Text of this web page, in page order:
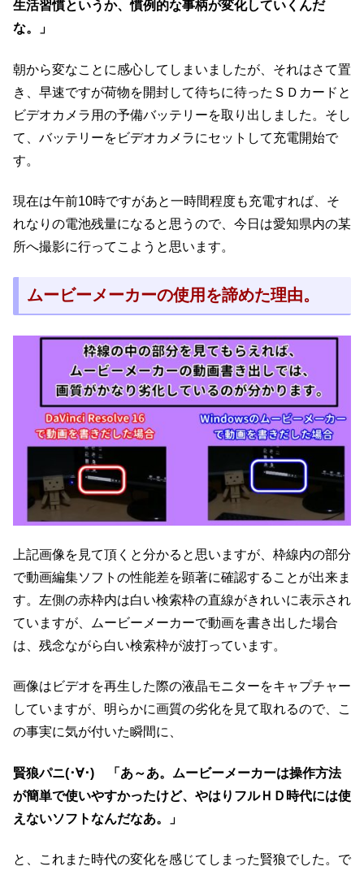
生活習慣というか、慣例的な事柄が変化していくんだ
な。」
朝から変なことに感心してしまいましたが、それはさて置
き、早速ですが荷物を開封して待ちに待ったＳＤカードと
ビデオカメラ用の予備バッテリーを取り出しました。そし
て、バッテリーをビデオカメラにセットして充電開始で
す。
現在は午前10時ですがあと一時間程度も充電すれば、そ
れなりの電池残量になると思うので、今日は愛知県内の某
所へ撮影に行ってこようと思います。
ムービーメーカーの使用を諦めた理由。
上記画像を見て頂くと分かると思いますが、枠線内の部分
で動画編集ソフトの性能差を顕著に確認することが出来ま
す。左側の赤枠内は白い検索枠の直線がきれいに表示され
ていますが、ムービーメーカーで動画を書き出した場合
は、残念ながら白い検索枠が波打っています。
画像はビデオを再生した際の液晶モニターをキャプチャー
していますが、明らかに画質の劣化を見て取れるので、こ
の事実に気が付いた瞬間に、
賢狼パニ(･∀･) 「あ～あ。ムービーメーカーは操作方法
が簡単で使いやすかったけど、やはりフルＨＤ時代には使
えないソフトなんだなあ。」
と、これまた時代の変化を感じてしまった賢狼でした。で